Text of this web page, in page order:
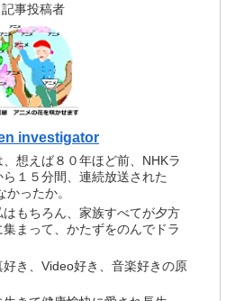
記事投稿者
investigator
想えば８０年ほど前、NHKラ
１５分間、連続放送された
かったか。
もちろん、家族すべてが夕方
まって、かたずをのんでドラ
き、Video好き、音楽好きの原